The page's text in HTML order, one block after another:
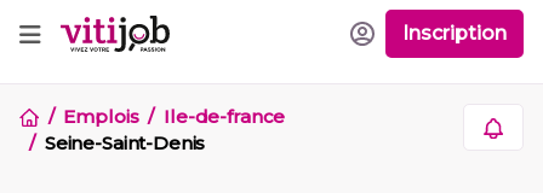
Inscription
Emplois
Ile-de-france
Seine-Saint-Denis